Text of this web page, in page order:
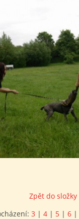
A SOUČASNOST
Zpět do složky
3 | 4 | 5 | 6 |